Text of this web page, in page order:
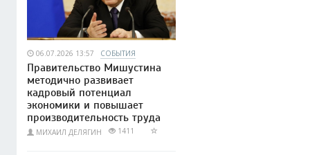
06.07.2026 13:57 СОБЫТИЯ
Правительство Мишустина
методично развивает
кадровый потенциал
экономики и повышает
производительность труда
МИХАИЛ ДЕЛЯГИН 1411